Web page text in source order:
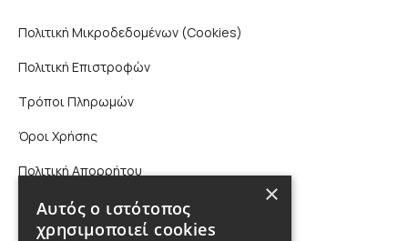
Πολιτική Μικροδεδομένων (Cookies)
Πολιτική Επιστροφών
Τρόποι Πληρωμών
Όροι Χρήσης
Πολιτική Απορρήτου
Επικοινωνία ×
Αυτός ο ιστότοπος
χρησιμοποιεί cookies